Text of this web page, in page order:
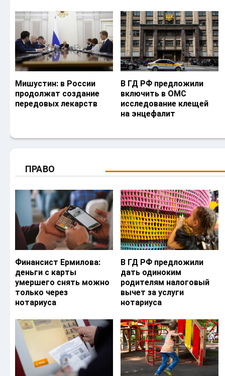
Мишустин: в России
продолжат создание
передовых лекарств
В ГД РФ предложили
включить в ОМС
исследование клещей
на энцефалит
ПРАВО
Финансист Ермилова:
деньги с карты
умершего снять можно
только через
нотариуса
В ГД РФ предложили
дать одиноким
родителям налоговый
вычет за услуги
нотариуса